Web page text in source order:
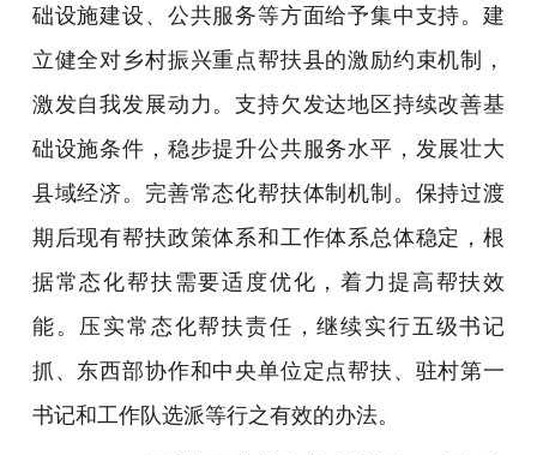
础设施建设、公共服务等方面给予集中支持。建
立健全对乡村振兴重点帮扶县的激励约束机制，
激发自我发展动力。支持欠发达地区持续改善基
础设施条件，稳步提升公共服务水平，发展壮大
县域经济。完善常态化帮扶体制机制。保持过渡
期后现有帮扶政策体系和工作体系总体稳定，根
据常态化帮扶需要适度优化，着力提高帮扶效
能。压实常态化帮扶责任，继续实行五级书记
抓、东西部协作和中央单位定点帮扶、驻村第一
书记和工作队选派等行之有效的办法。